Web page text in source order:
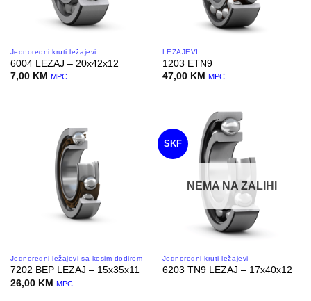
Jednoredni kruti ležajevi
6004 LEZAJ – 20x42x12
7,00 KM MPC
LEŽAJEVI
1203 ETN9
47,00 KM MPC
Jednoredni ležajevi sa kosim dodirom
7202 BEP LEZAJ – 15x35x11
26,00 KM MPC
SKF
NEMA NA ZALIHI
Jednoredni kruti ležajevi
6203 TN9 LEZAJ – 17x40x12